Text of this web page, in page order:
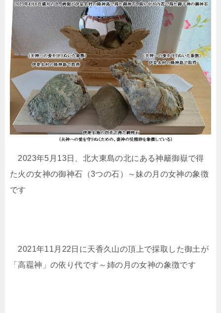
2023年5月13日、北大東島の北にある神籬御嶽で得
た火の女神の御神石（3つの石）～妹の月の女神の象徴
です
2021年11月22日に天香久山の頂上で採取した御土が
「高龗神」の依り代です～姉の月の女神の象徴です